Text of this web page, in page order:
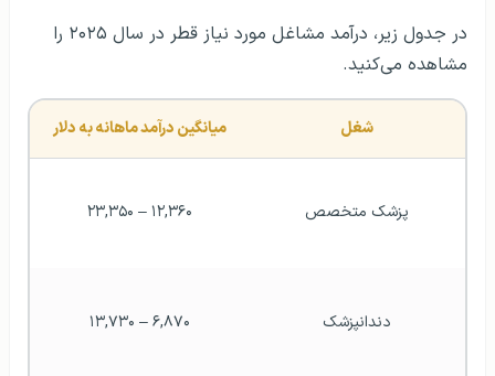
در جدول زیر، درآمد مشاغل مورد نیاز قطر در سال ۲۰۲۵ را
مشاهده می‌کنید.
شغل میانگین درآمد ماهانه به دلار
پزشک متخصص ۱۲,۳۶۰ – ۲۳,۳۵۰
دندانپزشک ۶,۸۷۰ – ۱۳,۷۳۰